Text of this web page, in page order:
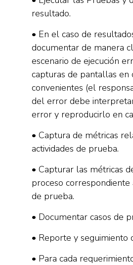
resultado.
• En el caso de
documentar de manera
escenario de ejecución
capturas de pantallas en
convenientes (el
del error debe
error y reproducirlo en
• Captura de métricas
actividades de prueba.
• Capturar las métricas
proceso correspondiente
de prueba.
• Documentar casos de
• Reporte y seguimiento
• Para cada